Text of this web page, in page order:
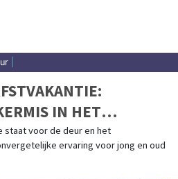
IN HET
staat voor de deur en het
ervaring voor jong en oud